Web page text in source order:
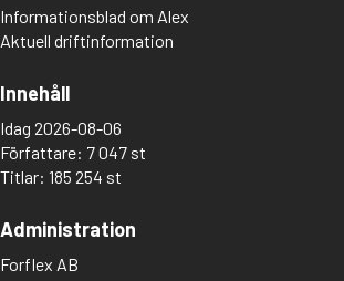
Informationsblad om Alex
Aktuell driftinformation
Innehåll
Idag 2026-08-06
Författare: 7 047 st
Titlar: 185 254 st
Administration
Forflex AB